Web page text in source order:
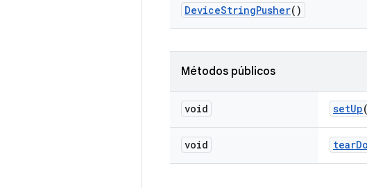
DeviceStringPusher()
Métodos públicos
void setUp(
void tear